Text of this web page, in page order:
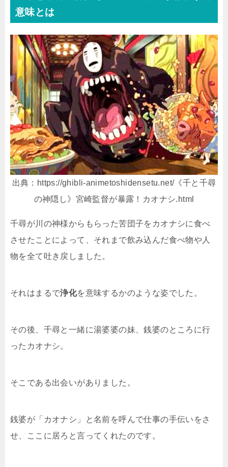
意味とは
出典：https://ghibli-animetoshidensetu.net/《千と千尋
の神隠し》宮崎監督が暴露！カオナシ.html
千尋が川の神様からもらった苦団子をカオナシに食べ
させたことによって、それまで飲み込んだ食べ物や人
物を全て吐き戻しました。
それはまるで浄化を意味するかのような姿でした。
その後、千尋と一緒に湯婆婆の妹、銭婆のところに行
ったカオナシ。
そこである出会いがありました。
銭婆が「カオナシ」と名前を呼んで仕事の手伝いをさ
せ、ここに居ろと言ってくれたのです。